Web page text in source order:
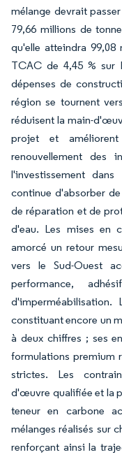
mélange devrait
79,66 millions de
qu'elle atteindra
TCAC de 4,45 % sur
dépenses de
région se tournent
réduisent la main-
projet et
renouvellement des
l'investissement
continue d'absorber
de réparation et de
d'eau. Les mises en
amorcé un retour
vers le Sud-Ouest
performance,
constituant encore un
à deux chiffres ; ses
formulations premium
strictes. Les
d'œuvre qualifiée et la
teneur en carbone
mélanges réalisés sur
renforçant ainsi la